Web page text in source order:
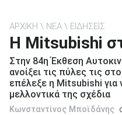
ΑΝΑΖΗΤΗΣΗ
Μεταχειρισμένα
ΑΡΧΙΚΗ ΝΕΑ ΕΙΔΗΣΕΙΣ
Η Mitsubishi
Στην 84η Έκθεση
ανοίξει τις πύλες τις
επέλεξε η Mitsubishi για
μελλοντικά της σχέδια
Κωνσταντίνος Μποϊδάνης